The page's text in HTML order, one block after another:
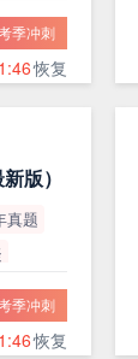
季冲刺
恢复
版）
真题
季冲刺
恢复